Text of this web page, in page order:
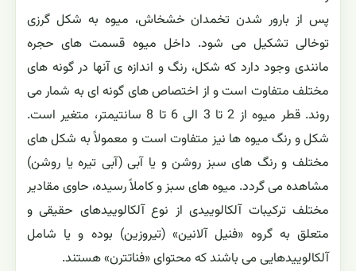
پس از بارور شدن تخمدان خشخاش، میوه به شکل گرزی
توخالی تشکیل می شود. داخل میوه قسمت های حجره
مانندی وجود دارد که شکل، رنگ و اندازه ی آنها در گونه های
مختلف متفاوت است و از اختصاص های گونه ای به شمار می
روند. قطر میوه از 2 تا 3 الی 6 تا 8 سانتیمتر، متغیر است.
شکل و رنگ میوه ها نیز متفاوت است و معمولاً به شکل های
مختلف و رنگ های سبز روشن و یا آبی (آبی تیره یا روشن)
مشاهده می گردد. میوه های سبز و کاملاً رسیده، حاوی مقادیر
مختلف ترکیبات آلکالوییدی از نوع آلکالوییدهای حقیقی و
متعلق به گروه «فنیل آلانین» (تیروزین) بوده و یا شامل
آلکالوییدهایی می باشند که محتوای «فناتترن» هستند.